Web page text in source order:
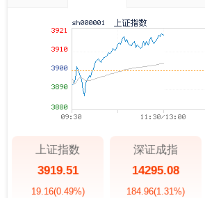
上证指数
3919.51
19.16(0.49%)
深证成指
14295.08
184.96(1.31%)